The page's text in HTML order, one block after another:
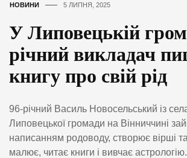
НОВИНИ 5 ЛИПНЯ, 2025
У Липовецькій
річний викладач
книгу про свій рід
96-річний Василь Новосельський із
Липовецької громади на Вінниччині
написанням родоводу, створює вірші
малює, читає книги і вивчає